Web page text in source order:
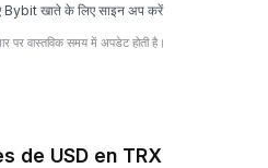
Bybit खाते के लिए साइन अप करें
पर वास्तविक समय में अपडेट होती है।
de USD en TRX